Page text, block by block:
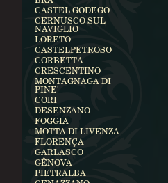
CASTEL GODEGO
CERNUSCO SUL
NAVIGLIO
LORETO
CASTELPETROSO
CORBETTA
CRESCENTINO
MONTAGNAGA DI
PINE'
CORI
DESENZANO
FOGGIA
MOTTA DI LIVENZA
FLORENÇA
GARLASCO
GÊNOVA
PIETRALBA